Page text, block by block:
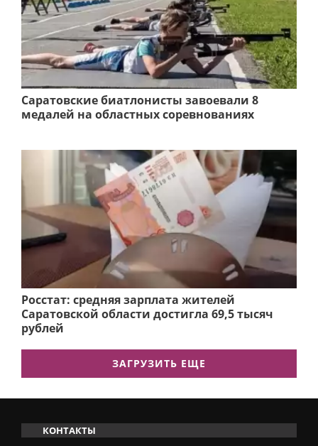
Саратовские биатлонисты завоевали 8
медалей на областных соревнованиях
Росстат: средняя зарплата жителей
Саратовской области достигла 69,5 тысяч
рублей
ЗАГРУЗИТЬ ЕЩЕ
КОНТАКТЫ